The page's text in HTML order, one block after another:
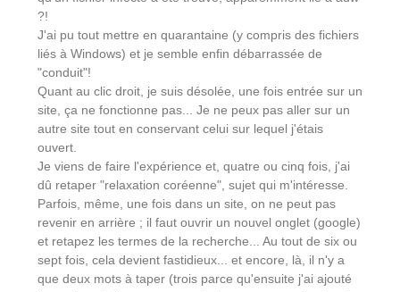
?!
J'ai pu tout mettre en quarantaine (y compris des fichiers
liés à Windows) et je semble enfin débarrassée de
"conduit"!
Quant au clic droit, je suis désolée, une fois entrée sur un
site, ça ne fonctionne pas... Je ne peux pas aller sur un
autre site tout en conservant celui sur lequel j'étais
ouvert.
Je viens de faire l'expérience et, quatre ou cinq fois, j'ai
dû retaper "relaxation coréenne", sujet qui m'intéresse.
Parfois, même, une fois dans un site, on ne peut pas
revenir en arrière ; il faut ouvrir un nouvel onglet (google)
et retapez les termes de la recherche... Au tout de six ou
sept fois, cela devient fastidieux... et encore, là, il n'y a
que deux mots à taper (trois parce qu'ensuite j'ai ajouté